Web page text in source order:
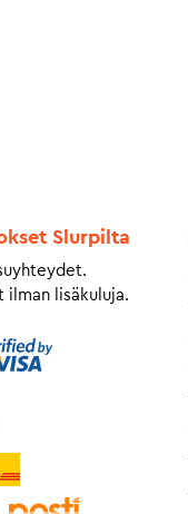
Slurpilta
ilman lisäkuluja.